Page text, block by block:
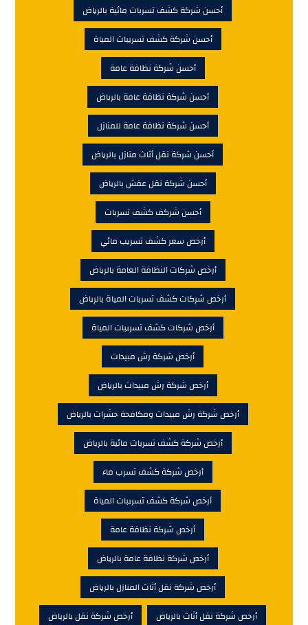
أحسن شركة كشف تسربات مائية بالرياض
أحسن شركة كشف تسريبات المياة
أحسن شركة نظافة عامة
أحسن شركة نظافة عامة بالرياض
أحسن شركة نظافة عامة للمنازل
أحسن شركة نقل أثاث منازل بالرياض
أحسن شركة نقل عفش بالرياض
أحسن شركف كشف تسربات
أرخص سعر كشف تسريب مائي
أرخص شركات النظافة العامة بالرياض
أرخص شركات كشف تسربات المياة بالرياض
أرخص شركات كشف تسريبات المياة
أرخص شركة رش مبيدات
أرخص شركة رش مبيدات بالرياض
أرخص شركة رش مبيدات ومكافحة حشرات بالرياض
أرخص شركة كشف تسربات مائية بالرياض
أرخص شركة كشف تسرب ماء
أرخص شركة كشف تسريبات المياة
أرخص شركة نظافة عامة
أرخص شركة نظافة عامة بالرياض
أرخص شركة نقل أثاث المنازل بالرياض
أرخص شركة نقل أثاث بالرياض
أرخص شركة نقل بالرياض